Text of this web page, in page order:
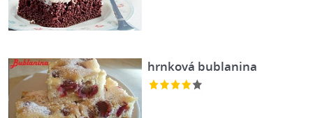
hrnková bublanina